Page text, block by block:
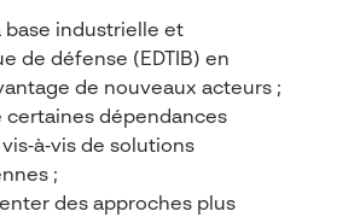
base industrielle et
de défense (EDTIB) en
de nouveaux acteurs ;​
certaines dépendances
de solutions
;​
des approches plus